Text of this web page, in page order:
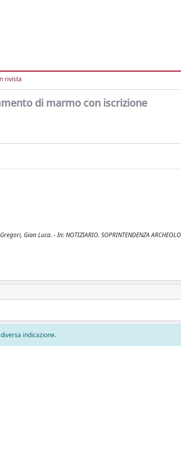
rivista
di marmo con iscrizione
Gian Luca. - In: NOTIZIARIO. SOPRINTENDENZA
indicazione.